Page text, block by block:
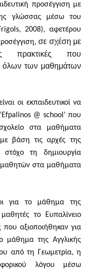
προσέγγιση με
γλώσσας μέσω του
2008), αφετέρου
σε σχέση με
πρακτικές που
όλων των μαθημάτων
οι εκπαιδευτικοί να
@ school’ που
στα μαθήματα
βάση τις αρχές της
τη δημιουργία
μαθητών στα μαθήματα
για το μάθημα της
το Ευπαλίνειο
που αξιοποιήθηκαν για
μάθημα της Αγγλικής
από τη Γεωμετρία, η
λόγου μέσω